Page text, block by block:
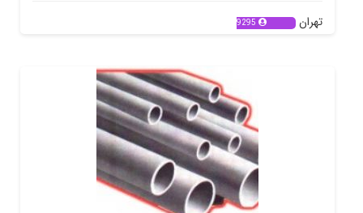
تهران 9295